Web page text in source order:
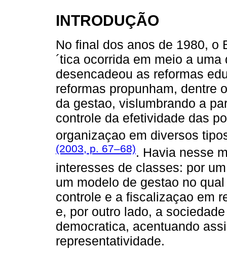
INTRODUÇÃO
No final dos anos de 1980, o
´tica ocorrida em meio a
desencadeou as reformas
reformas propunham, dentre
da gestao, vislumbrando a
controle da efetividade das
organizaçao em diversos
(2003, p. 67–68). Havia nesse
interesses de classes: por
um modelo de gestao no
controle e a fiscalizaçao em
e, por outro lado, a
democratica, acentuando
representatividade.